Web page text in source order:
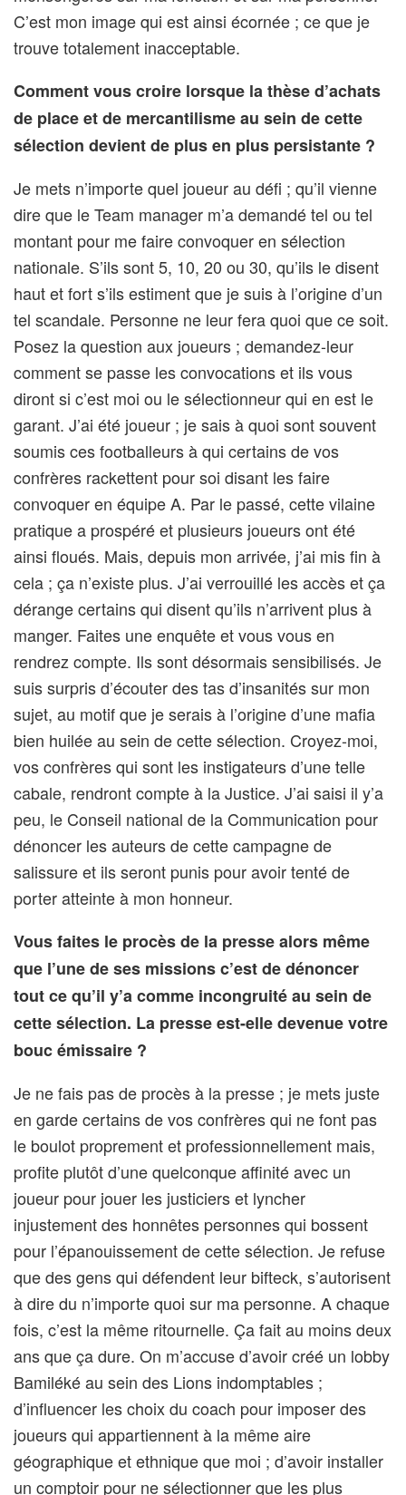
C’est mon image qui est ainsi écornée ; ce que je
trouve totalement inacceptable.
Comment vous croire lorsque la thèse d’achats
de place et de mercantilisme au sein de cette
sélection devient de plus en plus persistante ?
Je mets n’importe quel joueur au défi ; qu’il vienne
dire que le Team manager m’a demandé tel ou tel
montant pour me faire convoquer en sélection
nationale. S’ils sont 5, 10, 20 ou 30, qu’ils le disent
haut et fort s’ils estiment que je suis à l’origine d’un
tel scandale. Personne ne leur fera quoi que ce soit.
Posez la question aux joueurs ; demandez-leur
comment se passe les convocations et ils vous
diront si c’est moi ou le sélectionneur qui en est le
garant. J’ai été joueur ; je sais à quoi sont souvent
soumis ces footballeurs à qui certains de vos
confrères rackettent pour soi disant les faire
convoquer en équipe A. Par le passé, cette vilaine
pratique a prospéré et plusieurs joueurs ont été
ainsi floués. Mais, depuis mon arrivée, j’ai mis fin à
cela ; ça n’existe plus. J’ai verrouillé les accès et ça
dérange certains qui disent qu’ils n’arrivent plus à
manger. Faites une enquête et vous vous en
rendrez compte. Ils sont désormais sensibilisés. Je
suis surpris d’écouter des tas d’insanités sur mon
sujet, au motif que je serais à l’origine d’une mafia
bien huilée au sein de cette sélection. Croyez-moi,
vos confrères qui sont les instigateurs d’une telle
cabale, rendront compte à la Justice. J’ai saisi il y’a
peu, le Conseil national de la Communication pour
dénoncer les auteurs de cette campagne de
salissure et ils seront punis pour avoir tenté de
porter atteinte à mon honneur.
Vous faites le procès de la presse alors même
que l’une de ses missions c’est de dénoncer
tout ce qu’il y’a comme incongruité au sein de
cette sélection. La presse est-elle devenue votre
bouc émissaire ?
Je ne fais pas de procès à la presse ; je mets juste
en garde certains de vos confrères qui ne font pas
le boulot proprement et professionnellement mais,
profite plutôt d’une quelconque affinité avec un
joueur pour jouer les justiciers et lyncher
injustement des honnêtes personnes qui bossent
pour l’épanouissement de cette sélection. Je refuse
que des gens qui défendent leur bifteck, s’autorisent
à dire du n’importe quoi sur ma personne. A chaque
fois, c’est la même ritournelle. Ça fait au moins deux
ans que ça dure. On m’accuse d’avoir créé un lobby
Bamiléké au sein des Lions indomptables ;
d’influencer les choix du coach pour imposer des
joueurs qui appartiennent à la même aire
géographique et ethnique que moi ; d’avoir installer
un comptoir pour ne sélectionner que les plus